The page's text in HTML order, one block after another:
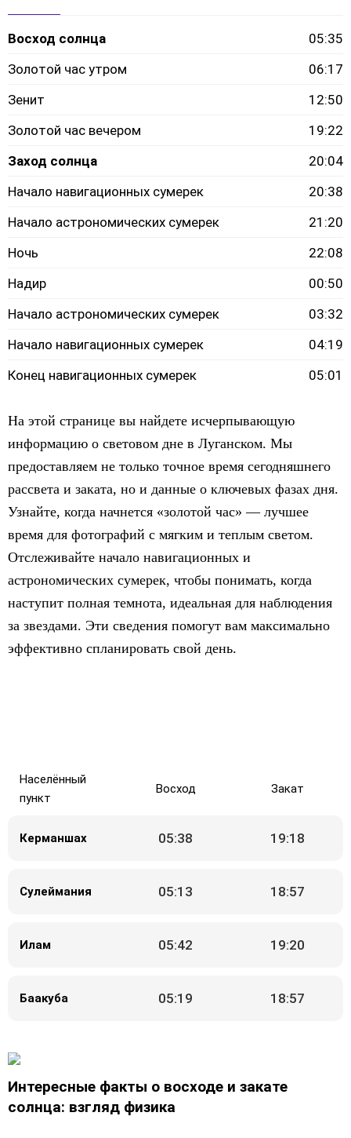
Восход солнца
05:35
Золотой час утром
06:17
Зенит
12:50
Золотой час вечером
19:22
Заход солнца
20:04
Начало навигационных сумерек
20:38
Начало астрономических сумерек
21:20
Ночь
22:08
Надир
00:50
Начало астрономических сумерек
03:32
Начало навигационных сумерек
04:19
Конец навигационных сумерек
05:01
На этой странице вы найдете исчерпывающую
информацию о световом дне в Луганском. Мы
предоставляем не только точное время сегодняшнего
рассвета и заката, но и данные о ключевых фазах дня.
Узнайте, когда начнется «золотой час» — лучшее
время для фотографий с мягким и теплым светом.
Отслеживайте начало навигационных и
астрономических сумерек, чтобы понимать, когда
наступит полная темнота, идеальная для наблюдения
за звездами. Эти сведения помогут вам максимально
эффективно спланировать свой день.
Населённый
пункт
Восход Закат
Керманшах 05:38 19:18
Сулеймания 05:13 18:57
Илам 05:42 19:20
Баакуба 05:19 18:57
Интересные факты о восходе и закате
солнца: взгляд физика